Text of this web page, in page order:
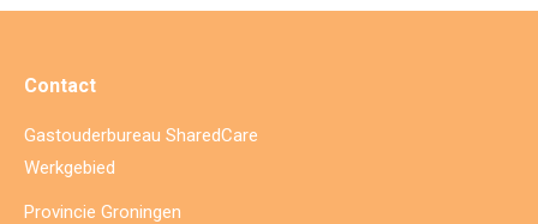
Contact
Gastouderbureau SharedCare
Werkgebied
Provincie Groningen